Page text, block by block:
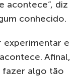
acontece”, diz
conhecido.
experimentar e
Afinal,
fazer algo tão